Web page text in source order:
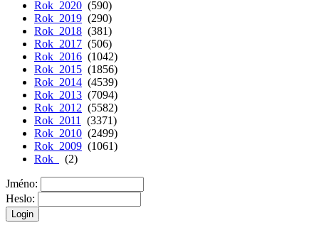
Rok 2020 (590)
Rok 2019 (290)
Rok 2018 (381)
Rok 2017 (506)
Rok 2016 (1042)
Rok 2015 (1856)
Rok 2014 (4539)
Rok 2013 (7094)
Rok 2012 (5582)
Rok 2011
(3371)
Rok 2010 (2499)
Rok 2009 (1061)
Rok
(2)
Jméno:
Heslo: